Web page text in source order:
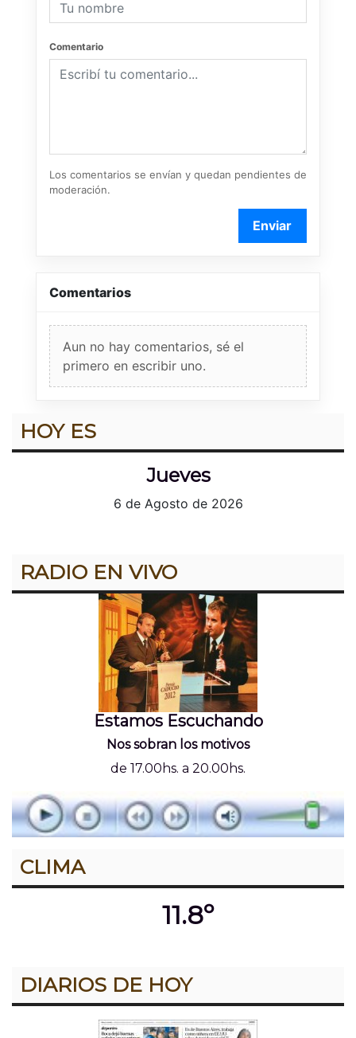
Comentario
Los comentarios se envían y quedan pendientes de
moderación.
Enviar
Comentarios
Aun no hay comentarios, sé el
primero en escribir uno.
HOY ES
Jueves
6 de Agosto de 2026
RADIO EN VIVO
Estamos Escuchando
Nos sobran los motivos
de 17.00hs. a 20.00hs.
CLIMA
11.8º
DIARIOS DE HOY